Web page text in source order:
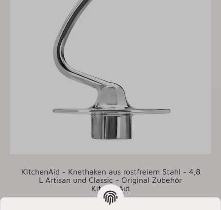
KitchenAid - Knethaken aus rostfreiem Stahl - 4,8
L Artisan und Classic - Original Zubehör
KitchenAid